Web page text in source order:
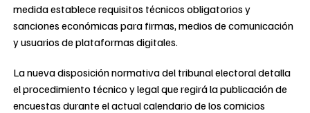
medida establece requisitos técnicos obligatorios y
sanciones económicas para firmas, medios de comunicación
y usuarios de plataformas digitales.
La nueva disposición normativa del tribunal electoral detalla
el procedimiento técnico y legal que regirá la publicación de
encuestas durante el actual calendario de los comicios